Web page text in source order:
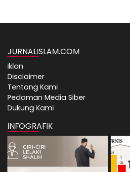
JURNALISLAM.COM
Iklan
Disclaimer
Tentang Kami
Pedoman Media Siber
Dukung Kami
INFOGRAFIK